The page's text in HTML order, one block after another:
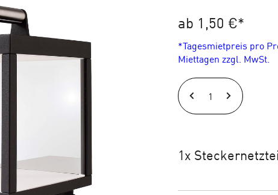
ab 1,50 €*
*Tagesmietpreis pro
Miettagen zzgl. MwSt.
DEKO
LIGHT
Akku
1x